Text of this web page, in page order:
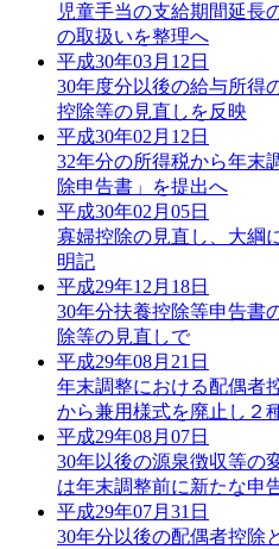
児童手当の支給期間延長
の取扱いを整理へ
平成30年03月12日
30年度分以後の給与所得
控除等の見直しを反映
平成30年02月12日
32年分の所得税から年末
除申告書」を提出へ
平成30年02月05日
寡婦控除の見直し、大綱
明記
平成29年12月18日
30年分扶養控除等申告書
除等の見直しで
平成29年08月21日
年末調整における配偶者
から兼用様式を廃止し２
平成29年08月07日
30年以後の源泉徴収等の
は年末調整前に新たな申
平成29年07月31日
30年分以後の配偶者控除